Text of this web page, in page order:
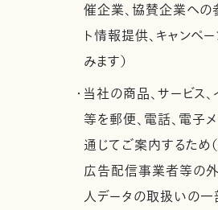
催企業、協賛企業への
ト情報提供、キャンペ
みます）
・当社の商品、サービス
等を郵便、電話、電子
通じてご案内するため
広告配信事業者等の
人データの取扱いの